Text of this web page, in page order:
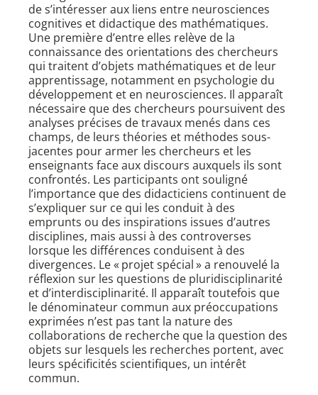
de s’intéresser aux liens entre neurosciences
cognitives et didactique des mathématiques.
Une première d’entre elles relève de la
connaissance des orientations des chercheurs
qui traitent d’objets mathématiques et de leur
apprentissage, notamment en psychologie du
développement et en neurosciences. Il apparaît
nécessaire que des chercheurs poursuivent des
analyses précises de travaux menés dans ces
champs, de leurs théories et méthodes sous-
jacentes pour armer les chercheurs et les
enseignants face aux discours auxquels ils sont
confrontés. Les participants ont souligné
l’importance que des didacticiens continuent de
s’expliquer sur ce qui les conduit à des
emprunts ou des inspirations issues d’autres
disciplines, mais aussi à des controverses
lorsque les différences conduisent à des
divergences. Le « projet spécial » a renouvelé la
réflexion sur les questions de pluridisciplinarité
et d’interdisciplinarité. Il apparaît toutefois que
le dénominateur commun aux préoccupations
exprimées n’est pas tant la nature des
collaborations de recherche que la question des
objets sur lesquels les recherches portent, avec
leurs spécificités scientifiques, un intérêt
commun.